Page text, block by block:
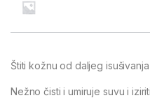
Štiti kožnu od daljeg
Nežno čisti i umiruje suvu i